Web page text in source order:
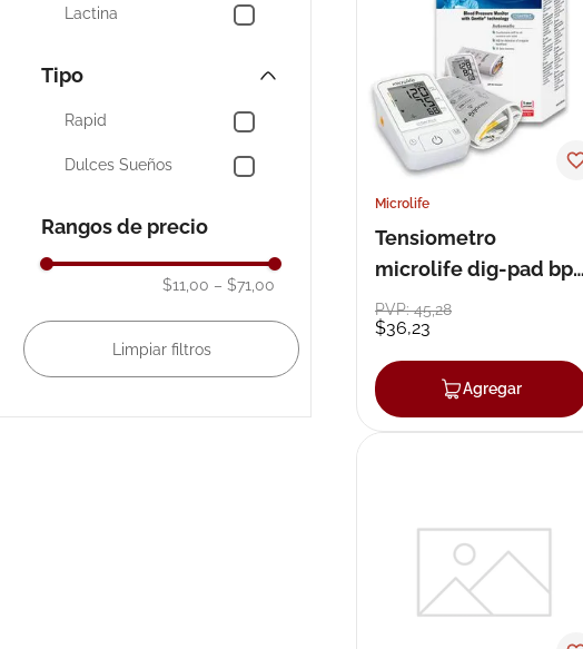
Lactina
Tipo
Rapid
Dulces Sueños
Rangos de precio
$11,00 – $71,00
Microlife
Tensiometro
microlife dig-pad bp-
a2
PVP:45,28
$36,23
Agregar
roche posay
megacistin
10.pañales